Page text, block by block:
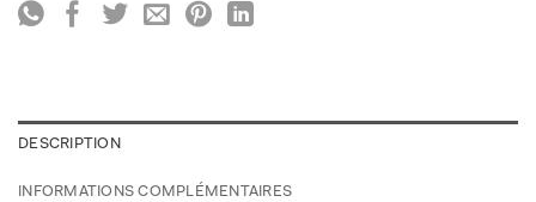
DESCRIPTION
INFORMATIONS COMPLÉMENTAIRES